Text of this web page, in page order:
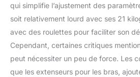
qui simplifie l’ajustement des
soit relativement lourd avec ses 21
avec des roulettes pour faciliter son
Cependant, certaines critiques
peut nécessiter un peu de force. Les
que les extenseurs pour les bras,